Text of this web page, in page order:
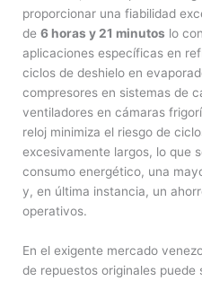
proporcionar una fiabilidad
de 6 horas y 21 minutos lo
aplicaciones específicas en
ciclos de deshielo en
compresores en sistemas de
ventiladores en cámaras
reloj minimiza el riesgo de
excesivamente largos, lo que
consumo energético, una
y, en última instancia, un
operativos.
En el exigente mercado
de repuestos originales puede